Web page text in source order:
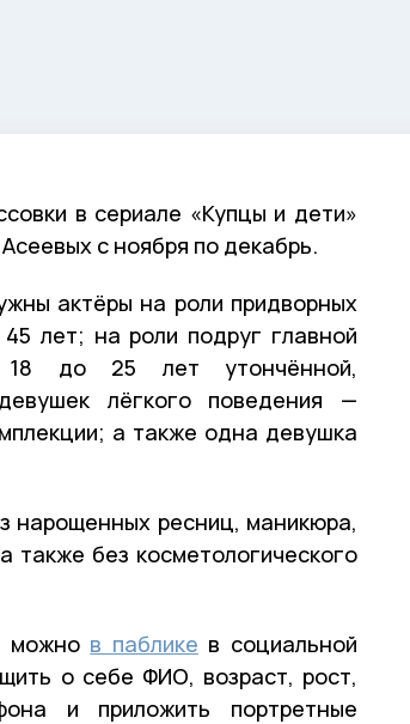
в сериале «Купцы и дети»
с ноября по декабрь.
актёры на роли придворных
лет; на роли подруг главной
до 25 лет утончённой,
лёгкого поведения —
а также одна девушка
нарощенных ресниц, маникюра,
также без косметологического
можно в паблике в социальной
о себе ФИО, возраст, рост,
и приложить портретные